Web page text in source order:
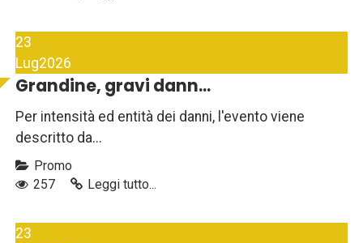
23
Lug2026
Grandine, gravi dann...
Per intensità ed entità dei danni, l'evento viene
descritto da...
Promo
257
Leggi tutto...
23